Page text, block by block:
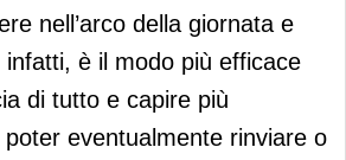
nell’arco della giornata e
è il modo più efficace
di tutto e capire più
eventualmente rinviare o